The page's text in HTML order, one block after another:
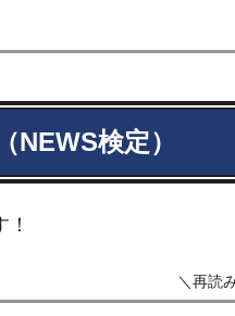
NEWS検定）
＼再読